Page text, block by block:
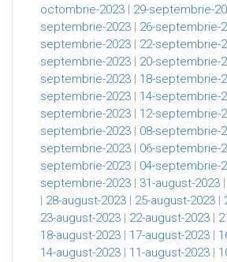
octombrie-2023 | 29-septembrie-
septembrie-2023 | 26-septembrie-
septembrie-2023 | 22-septembrie-
septembrie-2023 | 20-septembrie-
septembrie-2023 | 18-septembrie-
septembrie-2023 | 14-septembrie-
septembrie-2023 | 12-septembrie-
septembrie-2023 | 08-septembrie-
septembrie-2023 | 06-septembrie-
septembrie-2023 | 04-septembrie-
septembrie-2023 | 31-august-2023 |
| 28-august-2023 | 25-august-2023 |
23-august-2023 | 22-august-2023 |
18-august-2023 | 17-august-2023 |
14-august-2023 | 11-august-2023 |